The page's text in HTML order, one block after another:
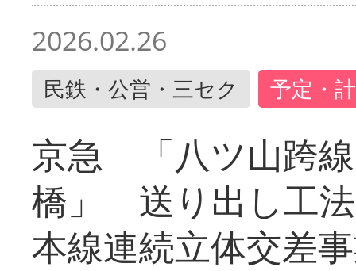
2026.02.26
民鉄・公営・三セク 予定・
京急 「八ツ山跨
橋」 送り出し工
本線連続立体交差